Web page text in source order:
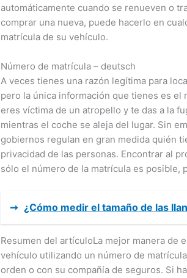
automáticamente cuando se renueven o
comprar una nueva, puede hacerlo en
matrícula de su vehículo.
Número de matrícula – deutsch
A veces tienes una razón legítima para
pero la única información que tienes es
eres víctima de un atropello y te das a la
mientras el coche se aleja del lugar. Sin
gobiernos regulan en gran medida quién
privacidad de las personas. Encontrar al
sólo el número de la matrícula es posible,
➞ ¿Cómo medir el tamaño de las
Resumen del artículoLa mejor manera de
vehículo utilizando un número de
orden o con su compañía de seguros. Si